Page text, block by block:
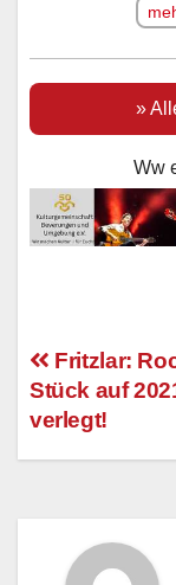
»
Ww
Fritzlar:
Stück auf
verlegt!